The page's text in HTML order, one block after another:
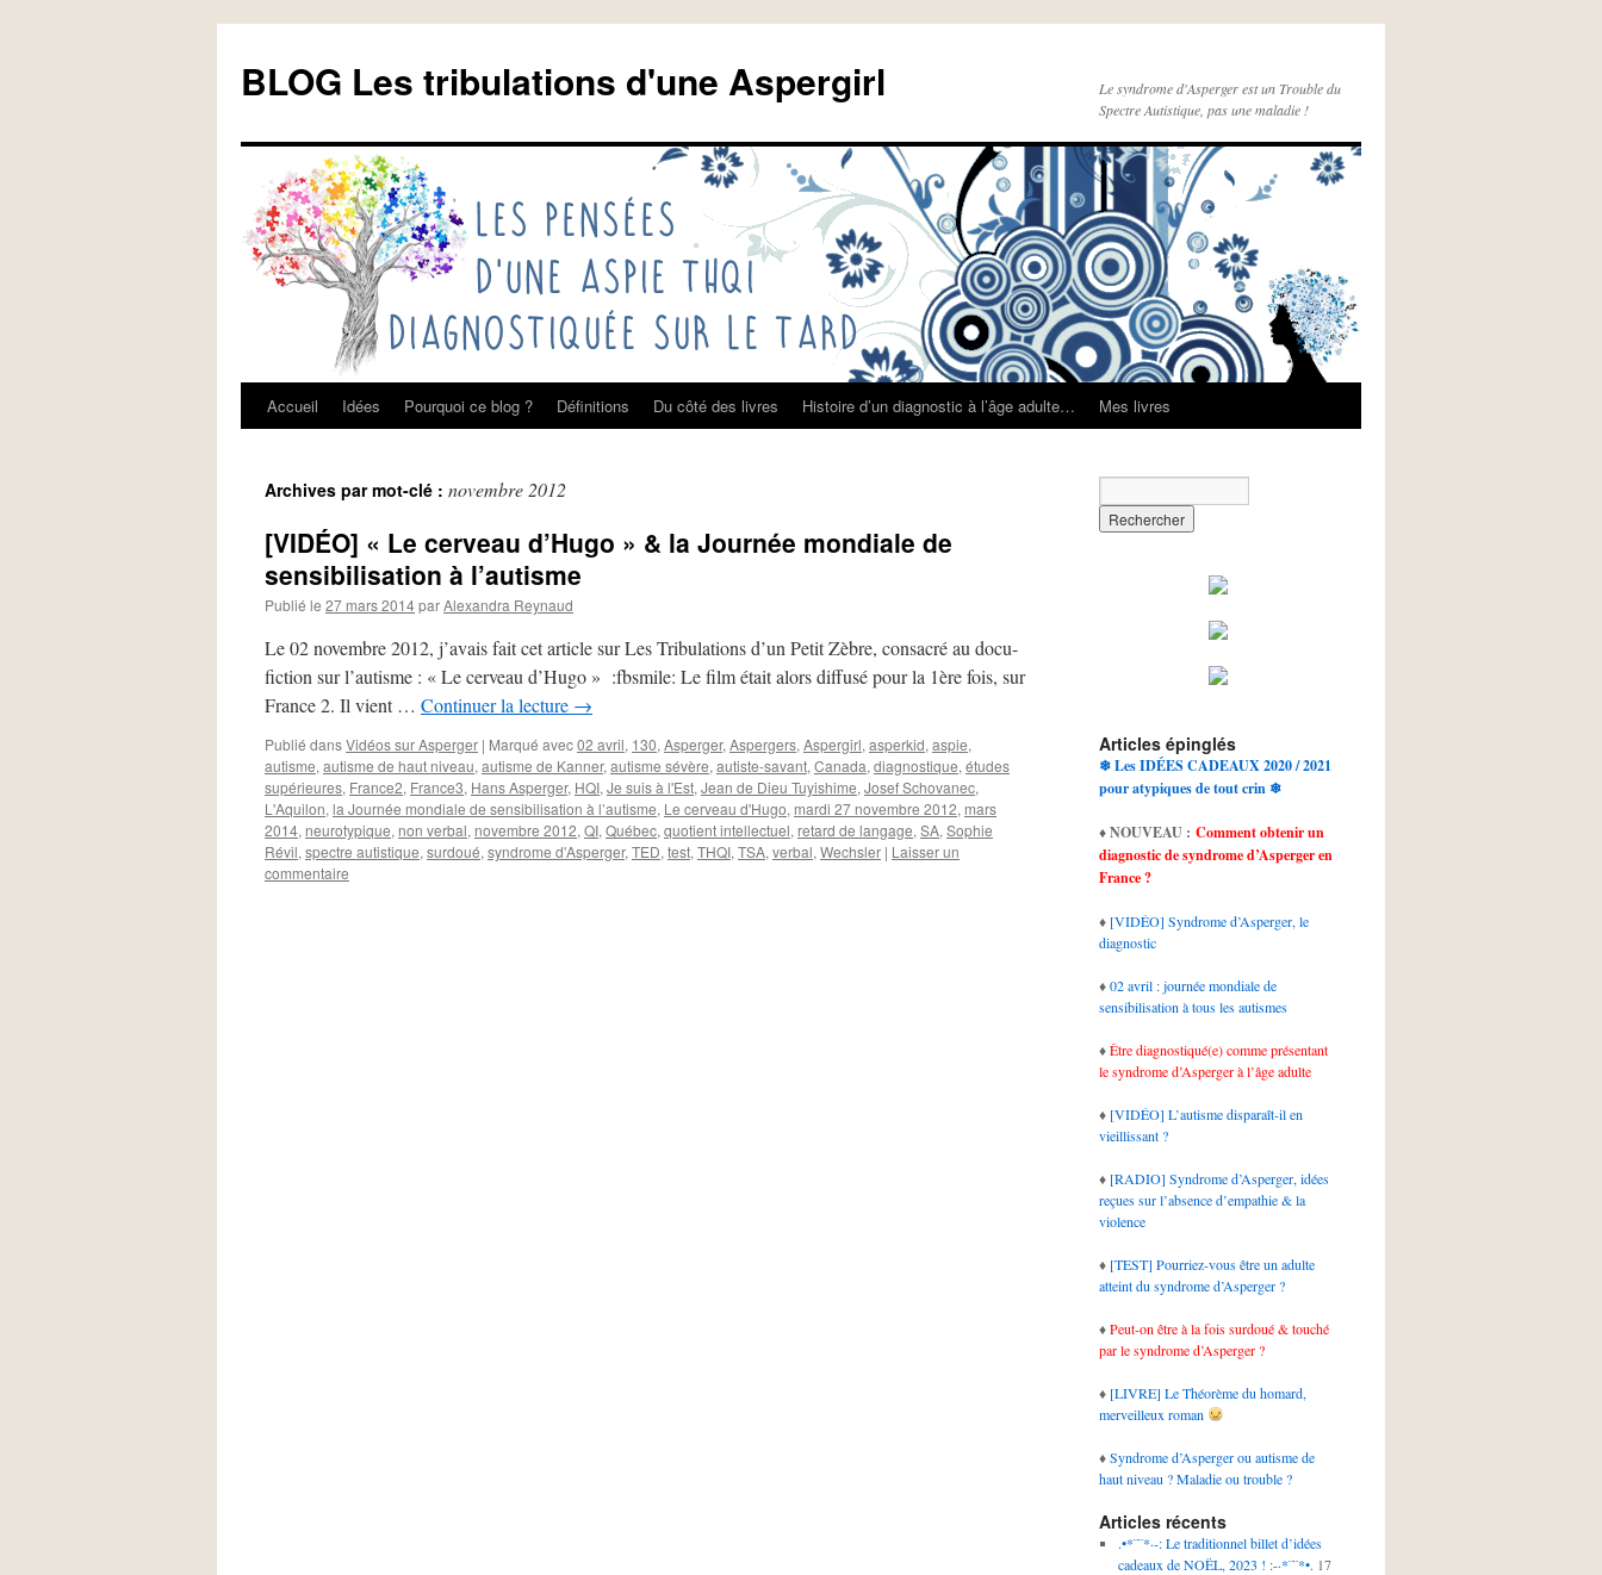
contenu
BLOG Les tribulations d'une Aspergirl
Le syndrome d'Asperger est un Trouble du
Spectre Autistique, pas une maladie !
Accueil Idées Pourquoi ce blog ? Définitions Du côté des livres Histoire d’un diagnostic à l’âge adulte… Mes livres
Archives par mot-clé : novembre 2012
[VIDÉO] « Le cerveau d’Hugo » & la Journée mondiale de
sensibilisation à l’autisme
Publié le 27 mars 2014parAlexandra Reynaud
Le 02 novembre 2012, j’avais fait cet article sur Les Tribulations d’un Petit Zèbre, consacré au docu-
fiction sur l’autisme : « Le cerveau d’Hugo » :fbsmile: Le film était alors diffusé pour la 1ère fois, sur
France 2. Il vient … Continuer la lecture →
Publié dansVidéos sur Asperger | Marqué avec02 avril, 130, Asperger, Aspergers, Aspergirl, asperkid, aspie,
autisme, autisme de haut niveau, autisme de Kanner, autisme sévère, autiste-savant, Canada, diagnostique, études
supérieures, France2, France3, Hans Asperger, HQI, Je suis à l'Est, Jean de Dieu Tuyishime, Josef Schovanec,
L'Aquilon, la Journée mondiale de sensibilisation à l’autisme, Le cerveau d'Hugo, mardi 27 novembre 2012, mars
2014, neurotypique, non verbal, novembre 2012, QI, Québec, quotient intellectuel, retard de langage, SA, Sophie
Révil, spectre autistique, surdoué, syndrome d'Asperger, TED, test, THQI, TSA, verbal, Wechsler | Laisser un
commentaire
Articles épinglés
❄ Les IDÉES CADEAUX 2020 / 2021
pour atypiques de tout crin ❄
♦NOUVEAU : Comment obtenir un
diagnostic de syndrome d’Asperger en
France ?
♦ [VIDÉO] Syndrome d’Asperger, le
diagnostic
♦02 avril : journée mondiale de
sensibilisation à tous les autismes
♦Être diagnostiqué(e) comme présentant
le syndrome d’Asperger à l’âge adulte
♦ [VIDÉO] L’autisme disparaît-il en
vieillissant ?
♦ [RADIO] Syndrome d’Asperger, idées
reçues sur l’absence d’empathie & la
violence
♦ [TEST] Pourriez-vous être un adulte
atteint du syndrome d’Asperger ?
♦Peut-on être à la fois surdoué & touché
par le syndrome d’Asperger ?
♦ [LIVRE] Le Théorème du homard,
merveilleux roman
♦Syndrome d’Asperger ou autisme de
haut niveau ? Maladie ou trouble ?
Articles récents
.•*¨¨*·-: Le traditionnel billet d’idées
cadeaux de NOËL, 2023 ! :-·*¨¨*•. 17